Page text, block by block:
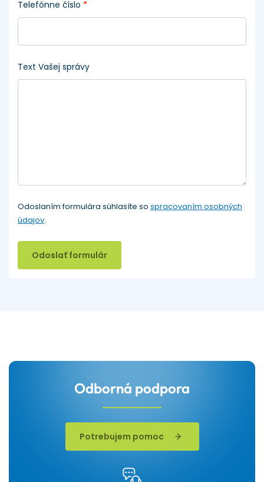
Telefónne číslo *
Text Vašej správy
Odoslaním formulára súhlasíte so spracovaním osobných
údajov.
Odoslať formulár
Odborná podpora
Potrebujem pomoc